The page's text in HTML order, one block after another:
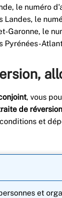
le numéro
Landes, le
Garonne, le
Pyrénées-
, vous
de
et
et